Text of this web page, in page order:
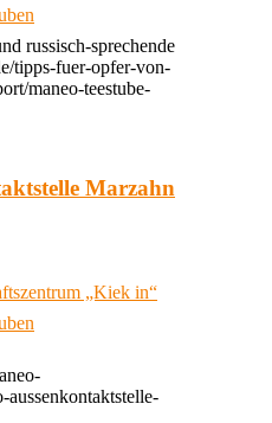
russisch-sprechende
tipps-fuer-opfer-von-
maneo-teestube-
Marzahn
„Kiek in“
aussenkontaktstelle-